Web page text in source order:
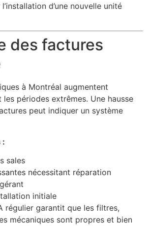
d’une nouvelle unité
des factures
à Montréal augmentent
périodes extrêmes. Une hausse
peut indiquer un système
:
sales
nécessitant réparation
initiale
régulier garantit que les filtres,
mécaniques sont propres et bien